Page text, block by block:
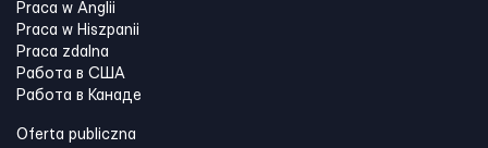
Praca w Anglii
Praca w Hiszpanii
Praca zdalna
Работа в США
Работа в Канадe
Oferta publiczna